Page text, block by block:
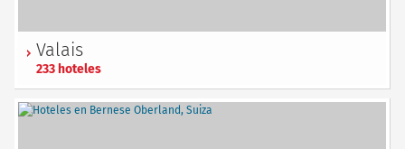
Valais
233 hoteles